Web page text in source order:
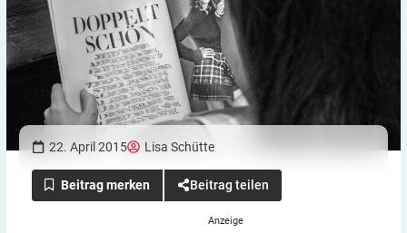
22. April 2015 Lisa Schütte
Beitrag teilen